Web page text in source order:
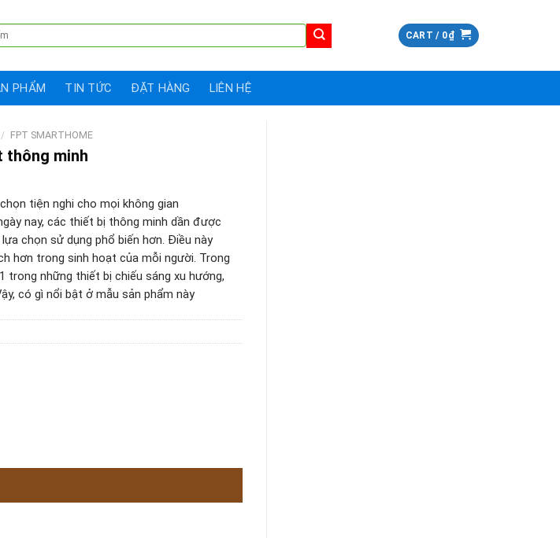
CART / 0₫
PHẨM TIN TỨC ĐẶT HÀNG LIÊN HỆ
/ FPT SMARTHOME
thông minh
tiện nghi cho mọi không gian
nay, các thiết bị thông minh dần được
chọn sử dụng phổ biến hơn. Điều này
hơn trong sinh hoạt của mỗi người. Trong
trong những thiết bị chiếu sáng xu hướng,
có gì nổi bật ở mẫu sản phẩm này